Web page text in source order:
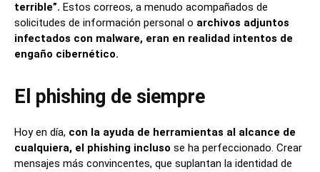
terrible”. Estos correos, a menudo acompañados de
solicitudes de información personal o archivos adjuntos
infectados con malware, eran en realidad intentos de
engaño cibernético.
El phishing de siempre
Hoy en día, con la ayuda de herramientas al alcance de
cualquiera, el phishing incluso se ha perfeccionado. Crear
mensajes más convincentes, que suplantan la identidad de